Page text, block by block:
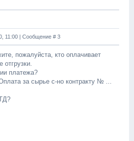
11:00 | Сообщение # 3
пожалуйста, кто оплачивает
отгрузки.
платежа?
за сырье с-но контракту № ...